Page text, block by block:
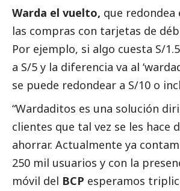
Warda el vuelto, que redondea
las compras con tarjetas de
Por ejemplo, si algo cuesta S/
a S/5 y la diferencia va al
se puede redondear a S/10 o
“Wardaditos es una solución
clientes que tal vez se les hace
ahorrar. Actualmente ya
250 mil usuarios y con la
móvil del BCP esperamos